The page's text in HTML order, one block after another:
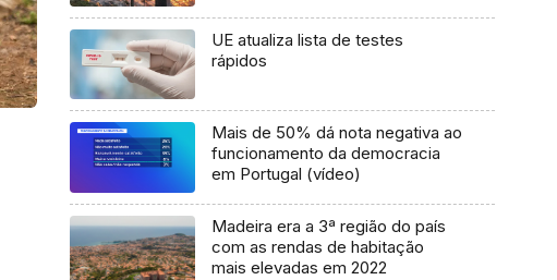
UE atualiza lista de testes
rápidos
Mais de 50% dá nota negativa ao
funcionamento da democracia
em Portugal (vídeo)
Madeira era a 3ª região do país
com as rendas de habitação
mais elevadas em 2022